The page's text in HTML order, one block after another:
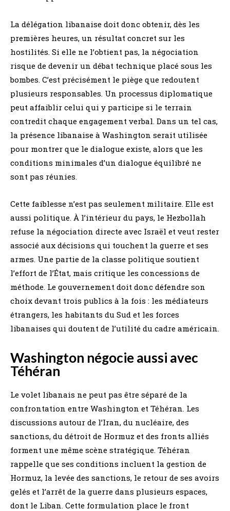
La délégation libanaise doit donc obtenir, dès les
premières heures, un résultat concret sur les
hostilités. Si elle ne l’obtient pas, la négociation
risque de devenir un débat technique placé sous les
bombes. C’est précisément le piège que redoutent
plusieurs responsables. Un processus diplomatique
peut affaiblir celui qui y participe si le terrain
contredit chaque engagement verbal. Dans un tel cas,
la présence libanaise à Washington serait utilisée
pour montrer que le dialogue existe, alors que les
conditions minimales d’un dialogue équilibré ne
sont pas réunies.
Cette faiblesse n’est pas seulement militaire. Elle est
aussi politique. À l’intérieur du pays, le Hezbollah
refuse la négociation directe avec Israël et veut rester
associé aux décisions qui touchent la guerre et ses
armes. Une partie de la classe politique soutient
l’effort de l’État, mais critique les concessions de
méthode. Le gouvernement doit donc défendre son
choix devant trois publics à la fois : les médiateurs
étrangers, les habitants du Sud et les forces
libanaises qui doutent de l’utilité du cadre américain.
Washington négocie aussi avec
Téhéran
Le volet libanais ne peut pas être séparé de la
confrontation entre Washington et Téhéran. Les
discussions autour de l’Iran, du nucléaire, des
sanctions, du détroit de Hormuz et des fronts alliés
forment une même scène stratégique. Téhéran
rappelle que ses conditions incluent la gestion de
Hormuz, la levée des sanctions, le retour de ses avoirs
gelés et l’arrêt de la guerre dans plusieurs espaces,
dont le Liban. Cette formulation place le front